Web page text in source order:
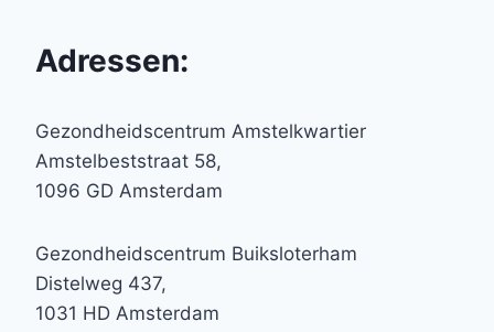
Adressen:
Gezondheidscentrum Amstelkwartier
Amstelbeststraat 58,
1096 GD Amsterdam
Gezondheidscentrum Buiksloterham
Distelweg 437,
1031 HD Amsterdam